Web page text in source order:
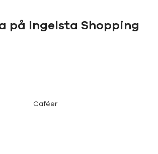
på Ingelsta Shopping
Caféer